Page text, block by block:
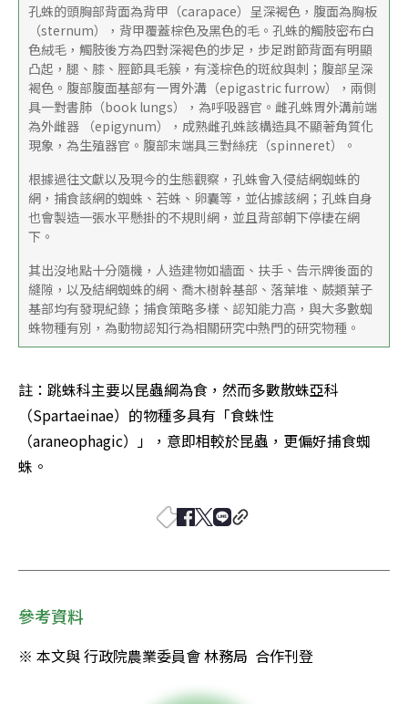
孔蛛的頭胸部背面為背甲（carapace）呈深褐色，腹面為胸板
（sternum），背甲覆蓋棕色及黑色的毛。孔蛛的觸肢密布白
色絨毛，觸肢後方為四對深褐色的步足，步足跗節背面有明顯
凸起，腿、膝、脛節具毛簇，有淺棕色的斑紋與刺；腹部呈深
褐色。腹部腹面基部有一胃外溝（epigastric furrow），兩側
具一對書肺（book lungs），為呼吸器官。雌孔蛛胃外溝前端
為外雌器 （epigynum），成熟雌孔蛛該構造具不顯著角質化
現象，為生殖器官。腹部末端具三對絲疣（spinneret）。
根據過往文獻以及現今的生態觀察，孔蛛會入侵結網蜘蛛的
網，捕食該網的蜘蛛、若蛛、卵囊等，並佔據該網；孔蛛自身
也會製造一張水平懸掛的不規則網，並且背部朝下停棲在網
下。
其出沒地點十分隨機，人造建物如牆面、扶手、告示牌後面的
縫隙，以及結網蜘蛛的網、喬木樹幹基部、落葉堆、蕨類葉子
基部均有發現紀錄；捕食策略多樣、認知能力高，與大多數蜘
蛛物種有別，為動物認知行為相關研究中熱門的研究物種。
註：跳蛛科主要以昆蟲綱為食，然而多數散蛛亞科
（Spartaeinae）的物種多具有「食蛛性
（araneophagic）」，意即相較於昆蟲，更偏好捕食蜘
蛛。
參考資料
※ 本文與 行政院農業委員會 林務局  合作刊登